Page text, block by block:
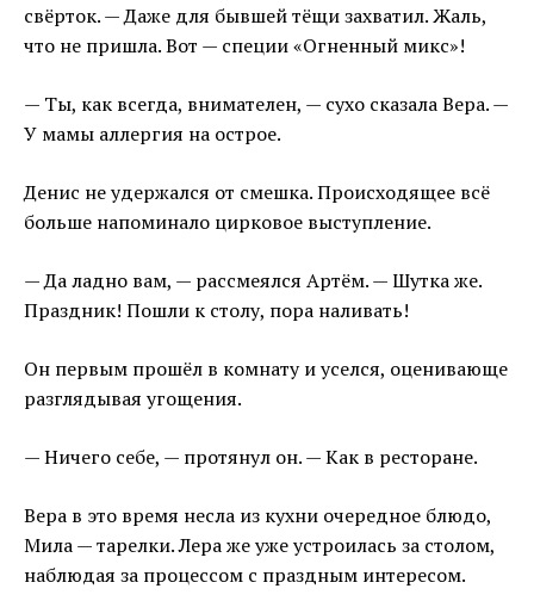
свёрток. — Даже для бывшей тёщи захватил. Жаль,
что не пришла. Вот — специи «Огненный микс»!
— Ты, как всегда, внимателен, — сухо сказала Вера. —
У мамы аллергия на острое.
Денис не удержался от смешка. Происходящее всё
больше напоминало цирковое выступление.
— Да ладно вам, — рассмеялся Артём. — Шутка же.
Праздник! Пошли к столу, пора наливать!
Он первым прошёл в комнату и уселся, оценивающе
разглядывая угощения.
— Ничего себе, — протянул он. — Как в ресторане.
Вера в это время несла из кухни очередное блюдо,
Мила — тарелки. Лера же уже устроилась за столом,
наблюдая за процессом с праздным интересом.